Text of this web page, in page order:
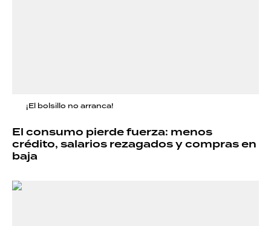
¡El bolsillo no arranca!
El consumo pierde fuerza: menos
crédito, salarios rezagados y compras en
baja